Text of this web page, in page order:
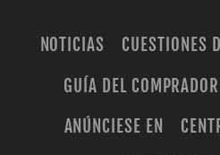
NOTICIAS CUESTIONES
GUÍA DEL COMPRADOR
ANÚNCIESE EN